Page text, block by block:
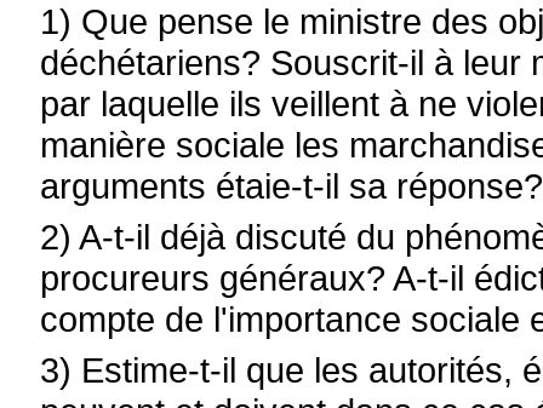
1) Que pense le ministre des
déchétariens? Souscrit-il à leur
par laquelle ils veillent à ne
manière sociale les
arguments étaie-t-il sa réponse?
2) A-t-il déjà discuté du
procureurs généraux? A-t-il
compte de l'importance sociale
3) Estime-t-il que les autorités,